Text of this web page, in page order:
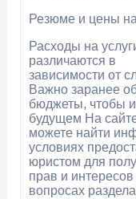
Резюме и цены на
Расходы на
различаются в
зависимости от
Важно заранее
бюджеты, чтобы
будущем На
можете найти
условиях
юристом для
прав и интересов
вопросах